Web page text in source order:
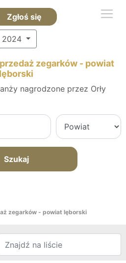
Zgłoś się
2024
zegarków - powiat
lęborski
nagrodzone przez Orły
Szukaj
zegarków - powiat lęborski